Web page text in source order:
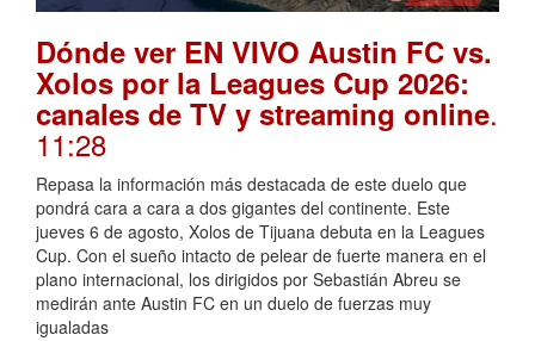
Dónde ver EN VIVO Austin FC vs.
Xolos por la Leagues Cup 2026:
canales de TV y streaming online.
11:28
Repasa la información más destacada de este duelo que
pondrá cara a cara a dos gigantes del continente. Este
jueves 6 de agosto, Xolos de Tijuana debuta en la Leagues
Cup. Con el sueño intacto de pelear de fuerte manera en el
plano internacional, los dirigidos por Sebastián Abreu se
medirán ante Austin FC en un duelo de fuerzas muy
igualadas